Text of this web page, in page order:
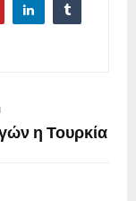
η Τουρκία